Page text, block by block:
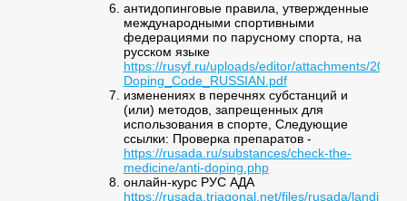
антидопинговые правила, утвержденные
международными спортивными
федерациями по парусному спорта, на
русском языке
https://rusyf.ru/uploads/editor/attachments/
Doping_Code_RUSSIAN.pdf
изменениях в перечнях субстанций и
(или) методов, запрещенных для
использования в спорте, Следующие
ссылки: Проверка препаратов -
https://rusada.ru/substances/check-the-
medicine/anti-doping.php
онлайн-курс РУС АДА
https://rusada.triagonal.net/files/rusada/landing/